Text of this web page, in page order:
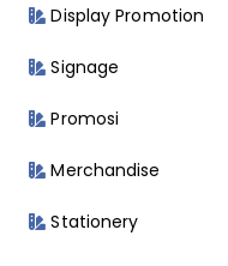
Display Promotion
Signage
Promosi
Merchandise
Stationery